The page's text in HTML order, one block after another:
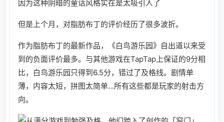
因为这种阴暗的童话风格实在是太吸引人了
但是上个月，对脂肪布丁的评价经历了很多波折。
作为脂肪布丁的最新作品，《白鸟游乐园》自出道以来受
到的负面评价最多。与其他游戏在TapTap上保证的9分相
比，白鸟游乐园只得到6.5分，错过了及格线。剧情单
薄，内容太短，拼图太简单...所有这些都是玩家的射击方
向。